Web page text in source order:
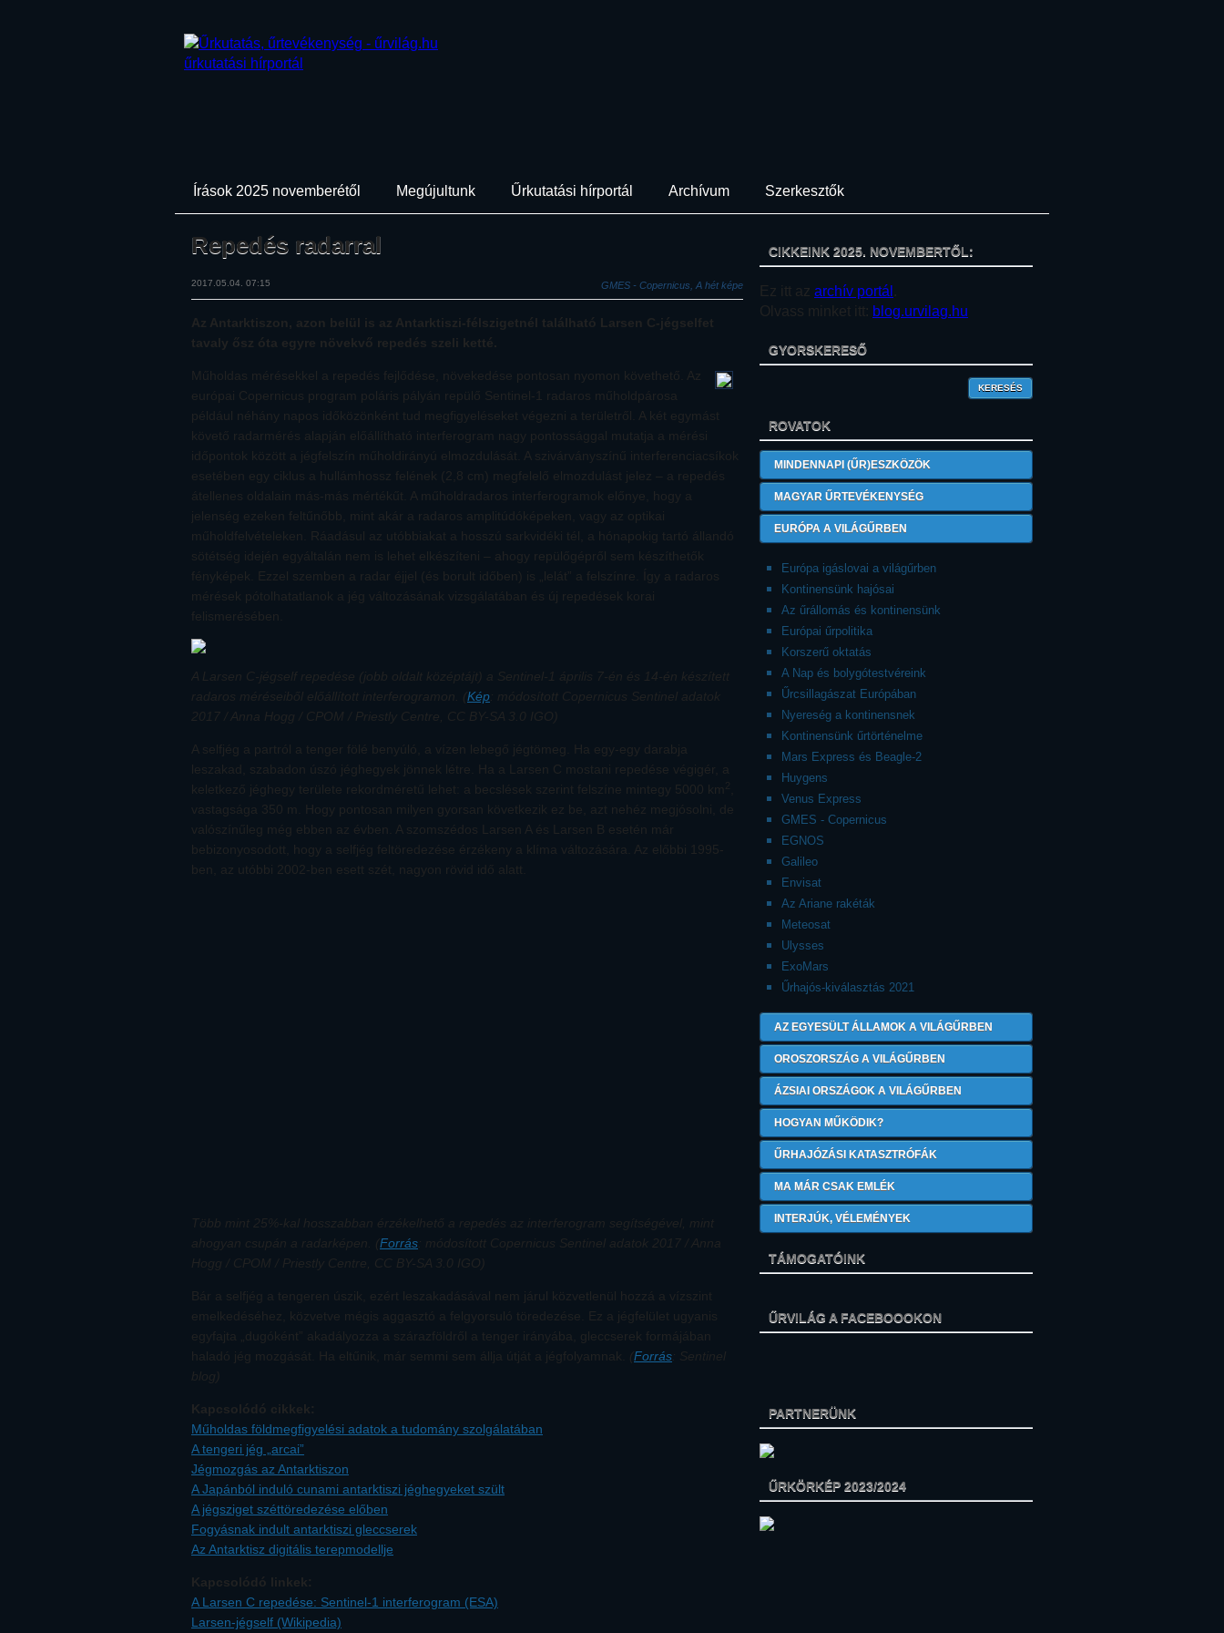
Írások 2025 novemberétől Megújultunk Űrkutatási hírportál Archívum Szerkesztők
Repedés radarral
2017.05.04. 07:15 GMES - Copernicus, A hét képe
Az Antarktiszon, azon belül is az Antarktiszi-félszigetnél található Larsen C-jégselfet
tavaly ősz óta egyre növekvő repedés szeli ketté.
Műholdas mérésekkel a repedés fejlődése, növekedése pontosan nyomon követhető. Az
európai Copernicus program poláris pályán repülő Sentinel-1 radaros műholdpárosa
például néhány napos időközönként tud megfigyeléseket végezni a területről. A két egymást
követő radarmérés alapján előállítható interferogram nagy pontossággal mutatja a mérési
időpontok között a jégfelszín műholdirányú elmozdulását. A szivárványszínű interferenciacsíkok
esetében egy ciklus a hullámhossz felének (2,8 cm) megfelelő elmozdulást jelez – a repedés
átellenes oldalain más-más mértékűt. A műholdradaros interferogramok előnye, hogy a
jelenség ezeken feltűnőbb, mint akár a radaros amplitúdóképeken, vagy az optikai
műholdfelvételeken. Ráadásul az utóbbiakat a hosszú sarkvidéki tél, a hónapokig tartó állandó
sötétség idején egyáltalán nem is lehet elkészíteni – ahogy repülőgépről sem készíthetők
fényképek. Ezzel szemben a radar éjjel (és borult időben) is „lelát” a felszínre. Így a radaros
mérések pótolhatatlanok a jég változásának vizsgálatában és új repedések korai
felismerésében.
A Larsen C-jégself repedése (jobb oldalt középtájt) a Sentinel-1 április 7-én és 14-én készített
radaros méréseiből előállított interferogramon. (Kép: módosított Copernicus Sentinel adatok
2017 / Anna Hogg / CPOM / Priestly Centre, CC BY-SA 3.0 IGO)
A selfjég a partról a tenger fölé benyúló, a vízen lebegő jégtömeg. Ha egy-egy darabja
leszakad, szabadon úszó jéghegyek jönnek létre. Ha a Larsen C mostani repedése végigér, a
keletkező jéghegy területe rekordméretű lehet: a becslések szerint felszíne mintegy 5000 km
vastagsága 350 m. Hogy pontosan milyen gyorsan következik ez be, azt nehéz megjósolni, de
valószínűleg még ebben az évben. A szomszédos Larsen A és Larsen B esetén már
bebizonyosodott, hogy a selfjég feltöredezése érzékeny a klíma változására. Az előbbi 1995-
ben, az utóbbi 2002-ben esett szét, nagyon rövid idő alatt.
Több mint 25%-kal hosszabban érzékelhető a repedés az interferogram segítségével, mint
ahogyan csupán a radarképen. (Forrás: módosított Copernicus Sentinel adatok 2017 / Anna
Hogg / CPOM / Priestly Centre, CC BY-SA 3.0 IGO)
Bár a selfjég a tengeren úszik, ezért leszakadásával nem járul közvetlenül hozzá a vízszint
emelkedéséhez, közvetve mégis aggasztó a felgyorsuló töredezése. Ez a jégfelület ugyanis
egyfajta „dugóként” akadályozza a szárazföldről a tenger irányába, gleccserek formájában
haladó jég mozgását. Ha eltűnik, már semmi sem állja útját a jégfolyamnak. (Forrás: Sentinel
blog)
Kapcsolódó cikkek:
Műholdas földmegfigyelési adatok a tudomány szolgálatában
A tengeri jég „arcai”
Jégmozgás az Antarktiszon
A Japánból induló cunami antarktiszi jéghegyeket szült
A jégsziget széttöredezése előben
Fogyásnak indult antarktiszi gleccserek
Az Antarktisz digitális terepmodellje
Kapcsolódó linkek:
A Larsen C repedése: Sentinel-1 interferogram (ESA)
Larsen-jégself (Wikipedia)
CIKKEINK 2025. NOVEMBERTŐL:
Ez itt az archív portál .
Olvass minket itt: blog.urvilag.hu
GYORSKERESŐ
ROVATOK
MINDENNAPI (ŰR)ESZKÖZÖK
MAGYAR ŰRTEVÉKENYSÉG
EURÓPA A VILÁGŰRBEN
Európa igáslovai a világűrben
Kontinensünk hajósai
Az űrállomás és kontinensünk
Európai űrpolitika
Korszerű oktatás
A Nap és bolygótestvéreink
Űrcsillagászat Európában
Nyereség a kontinensnek
Kontinensünk űrtörténelme
Mars Express és Beagle-2
Huygens
Venus Express
GMES - Copernicus
EGNOS
Galileo
Envisat
Az Ariane rakéták
Meteosat
Ulysses
ExoMars
Űrhajós-kiválasztás 2021
AZ EGYESÜLT ÁLLAMOK A VILÁGŰRBEN
OROSZORSZÁG A VILÁGŰRBEN
ÁZSIAI ORSZÁGOK A VILÁGŰRBEN
HOGYAN MŰKÖDIK?
ŰRHAJÓZÁSI KATASZTRÓFÁK
MA MÁR CSAK EMLÉK
INTERJÚK, VÉLEMÉNYEK
TÁMOGATÓINK
ŰRVILÁG A FACEBOOOKON
PARTNERÜNK
ŰRKÖRKÉP 2023/2024